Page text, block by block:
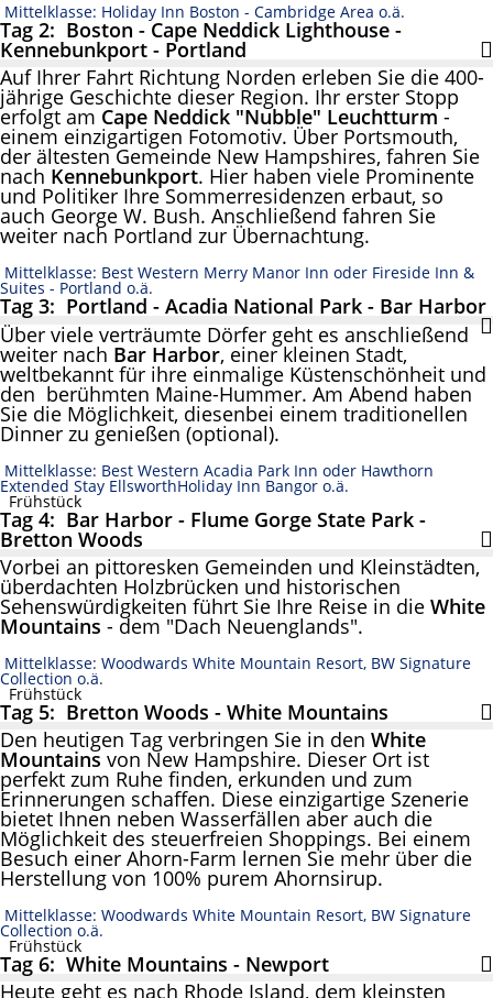
Mittelklasse: Holiday Inn Boston - Cambridge Area o.ä.
Tag 2: Boston - Cape Neddick Lighthouse -
Kennebunkport - Portland
Auf Ihrer Fahrt Richtung Norden erleben Sie die 400-
jährige Geschichte dieser Region. Ihr erster Stopp
erfolgt am Cape Neddick "Nubble" Leuchtturm -
einem einzigartigen Fotomotiv. Über Portsmouth,
der ältesten Gemeinde New Hampshires, fahren Sie
nach Kennebunkport. Hier haben viele Prominente
und Politiker Ihre Sommerresidenzen erbaut, so
auch George W. Bush. Anschließend fahren Sie
weiter nach Portland zur Übernachtung.
Mittelklasse: Best Western Merry Manor Inn oder Fireside Inn &
Suites - Portland o.ä.
Tag 3: Portland - Acadia National Park - Bar Harbor
Über viele verträumte Dörfer geht es anschließend
weiter nach Bar Harbor, einer kleinen Stadt,
weltbekannt für ihre einmalige Küstenschönheit und
den berühmten Maine-Hummer. Am Abend haben
Sie die Möglichkeit, diesenbei einem traditionellen
Dinner zu genießen (optional).
Mittelklasse: Best Western Acadia Park Inn oder Hawthorn
Extended Stay EllsworthHoliday Inn Bangor o.ä.
Frühstück
Tag 4: Bar Harbor - Flume Gorge State Park -
Bretton Woods
Vorbei an pittoresken Gemeinden und Kleinstädten,
überdachten Holzbrücken und historischen
Sehenswürdigkeiten führt Sie Ihre Reise in die White
Mountains - dem "Dach Neuenglands".
Mittelklasse: Woodwards White Mountain Resort, BW Signature
Collection o.ä.
Frühstück
Tag 5: Bretton Woods - White Mountains
Den heutigen Tag verbringen Sie in den White
Mountains von New Hampshire. Dieser Ort ist
perfekt zum Ruhe finden, erkunden und zum
Erinnerungen schaffen. Diese einzigartige Szenerie
bietet Ihnen neben Wasserfällen aber auch die
Möglichkeit des steuerfreien Shoppings. Bei einem
Besuch einer Ahorn-Farm lernen Sie mehr über die
Herstellung von 100% purem Ahornsirup.
Mittelklasse: Woodwards White Mountain Resort, BW Signature
Collection o.ä.
Frühstück
Tag 6: White Mountains - Newport
Heute geht es nach Rhode Island, dem kleinsten